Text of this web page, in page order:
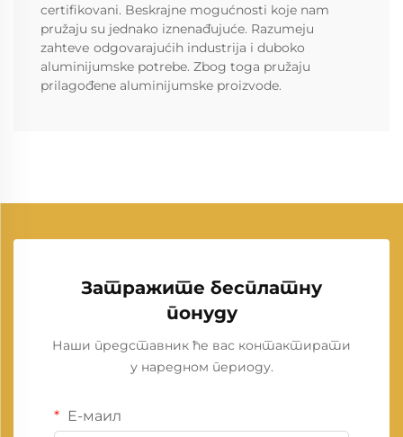
certifikovani. Beskrajne mogućnosti koje nam
pružaju su jednako iznenađujuće. Razumeju
zahtevе odgovarajućih industrija i duboko
aluminijumske potrebe. Zbog toga pružaju
prilagođene aluminijumske proizvode.
Затражите бесплатну
понуду
Наши представник ће вас контактирати
у наредном периоду.
Е-маил